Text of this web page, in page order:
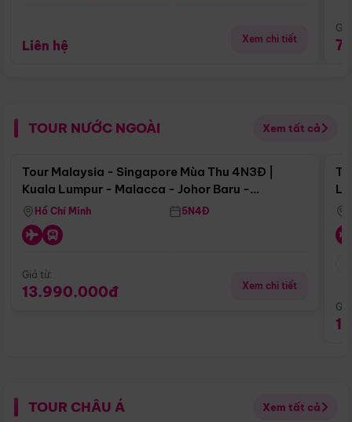
Liên hệ Xem chi tiết
TOUR NƯỚC NGOÀI Xem tất cả
Điểm nổi bật
Tour Malaysia - Singapore Mùa Thu 4N3Đ |
Kuala Lumpur - Malacca - Johor Baru -
Singapore
Hồ Chí Minh 5N4Đ
Giá từ:
13.990.000đ Xem chi tiết
TOUR CHÂU Á Xem tất cả
Điểm nổi bật